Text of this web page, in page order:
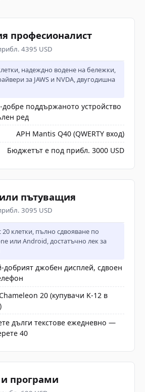
професионалист
4395 USD
надеждно водене на бележки,
за JAWS и NVDA, двугодишна
добре поддържаното устройство
ред
APH Mantis Q40 (QWERTY вход)
Бюджетът е под прибл. 3000 USD
пътуващия
3095 USD
клетки, пълно сдвояване по
или Android, достатъчно лек за
добрият джобен дисплей, сдвоен
20 (купувачи K-12 в
дълги текстове ежедневно —
40
програми